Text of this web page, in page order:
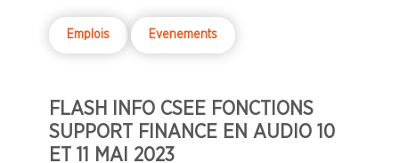
Emplois Evenements
FLASH INFO CSEE FONCTIONS
SUPPORT FINANCE EN AUDIO 10
ET 11 MAI 2023